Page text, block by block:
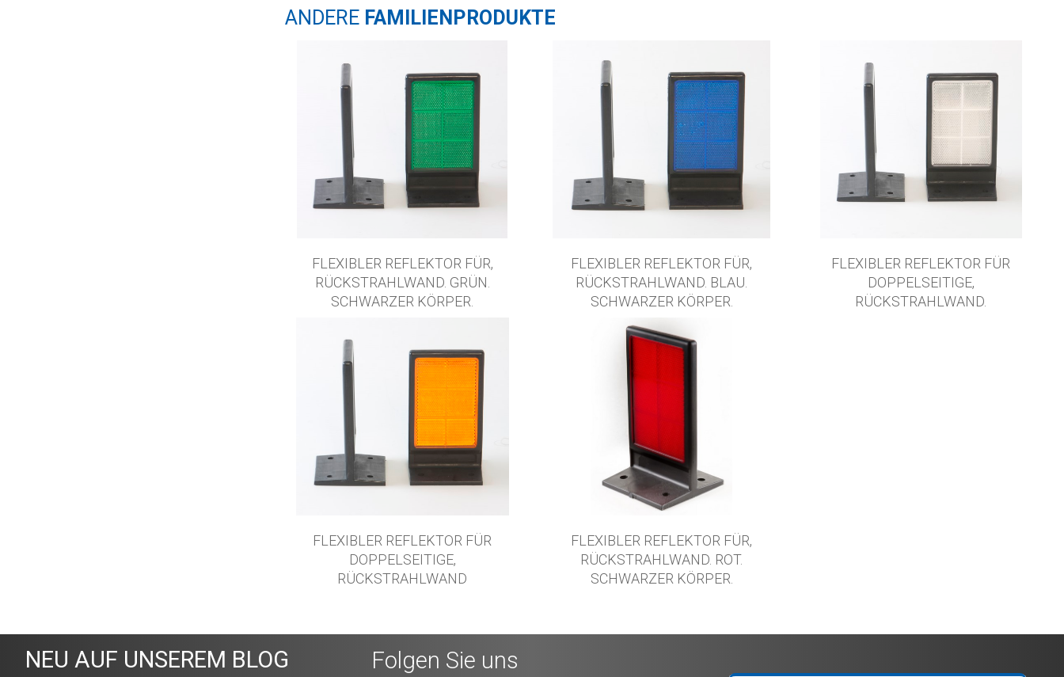
ANDERE FAMILIENPRODUKTE
FLEXIBLER REFLEKTOR FÜR,
RÜCKSTRAHLWAND. GRÜN.
SCHWARZER KÖRPER.
FLEXIBLER REFLEKTOR FÜR,
RÜCKSTRAHLWAND. BLAU.
SCHWARZER KÖRPER.
FLEXIBLER REFLEKTOR FÜR
DOPPELSEITIGE,
RÜCKSTRAHLWAND.
FLEXIBLER REFLEKTOR FÜR
DOPPELSEITIGE,
RÜCKSTRAHLWAND
FLEXIBLER REFLEKTOR FÜR,
RÜCKSTRAHLWAND. ROT.
SCHWARZER KÖRPER.
NEU AUF UNSEREM BLOG Folgen Sie uns